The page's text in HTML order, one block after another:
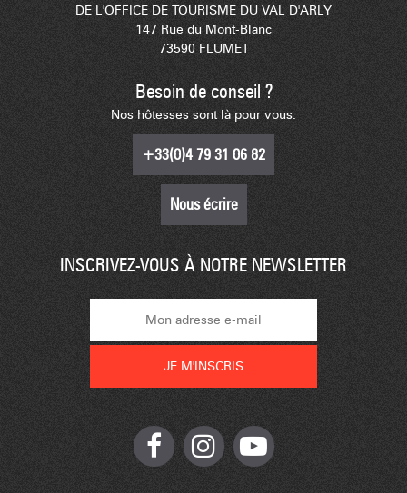
DE L'OFFICE DE TOURISME DU VAL D'ARLY
147 Rue du Mont-Blanc
73590 FLUMET
Besoin de conseil ?
Nos hôtesses sont là pour vous.
+33(0)4 79 31 06 82
Nous écrire
INSCRIVEZ-VOUS À NOTRE NEWSLETTER